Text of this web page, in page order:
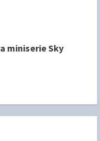
miniserie Sky